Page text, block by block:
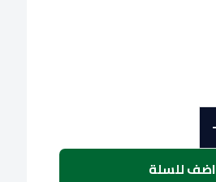
اضف للسلة